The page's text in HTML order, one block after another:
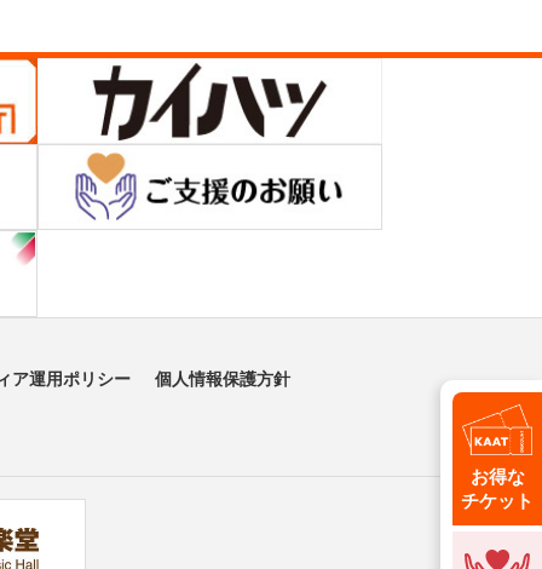
お得な
チケット
ア運用ポリシー
個人情報保護方針